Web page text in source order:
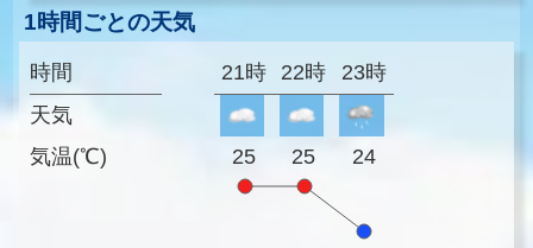
1時間ごとの天気
時間
天気
気温(℃)
21時 22時 23時
25 25 24